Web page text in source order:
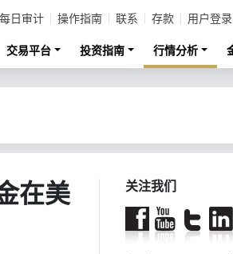
每日审计 操作指南 联系 存款 用户登录
交易平台 投资指南 行情分析
在美
关注我们